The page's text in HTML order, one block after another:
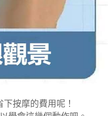
按摩的費用呢！